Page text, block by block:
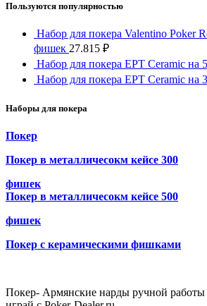
Пользуются популярностью
Набор для покера Valentino Poker
фишек 27.815 ₽
Набор для покера EPT Ceramic на
Набор для покера EPT Ceramic на
Наборы для покера
Покер
Покер в металличесокм кейсе 300
фишек
Покер в металличесокм кейсе 500
фишек
Покер с керамическими фишками
Покер- Армянские нарды ручной